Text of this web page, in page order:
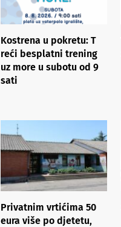
Kostrena u pokretu: ​T​
reći besplatni trening
uz more​ ​u subotu od 9
sati
Privatnim vrtićima 50
eura više po djetetu,